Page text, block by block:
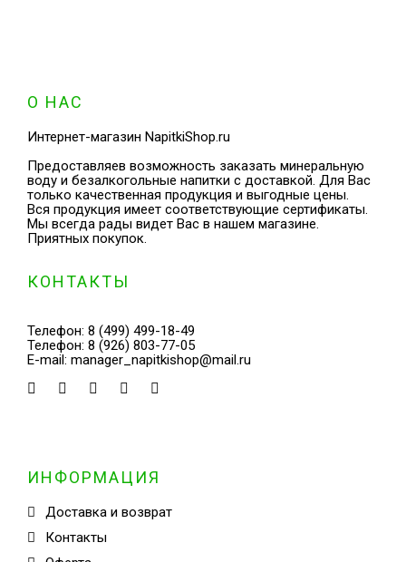
О НАС
Интернет-магазин NapitkiShop.ru
Предоставляев возможность заказать минеральную
воду и безалкогольные напитки с доставкой. Для Вас
только качественная продукция и выгодные цены.
Вся продукция имеет соответствующие сертификаты.
Мы всегда рады видет Вас в нашем магазине.
Приятных покупок.
КОНТАКТЫ
Телефон: 8 (499) 499-18-49
Телефон: 8 (926) 803-77-05
E-mail: manager_napitkishop@mail.ru
ИНФОРМАЦИЯ
Доставка и возврат
Контакты